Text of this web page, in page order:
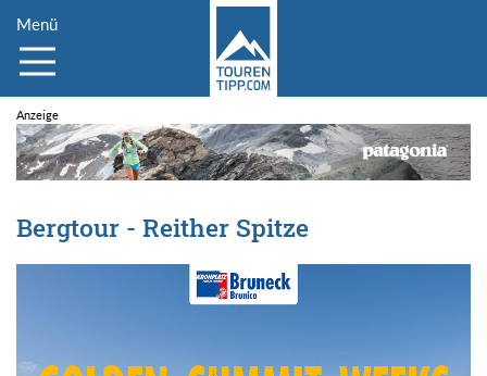
Menü
Bergtour - Reither Spitze